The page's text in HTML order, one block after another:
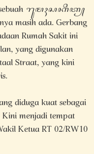
sebuah ꦫꦸꦩꦃꦱꦏꦶꦠ꧀
masih ada. Gerbang
Rumah Sakit ini
yang digunakan
Straat, yang kini
diduga kuat sebagai
menjadi tempat
Ketua RT 02/RW10